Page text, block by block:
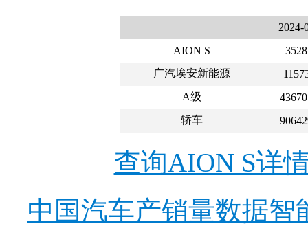
2024-
AION S
3528
广汽埃安新能源
A级
轿车
查询AION S详
中国汽车产销量数据